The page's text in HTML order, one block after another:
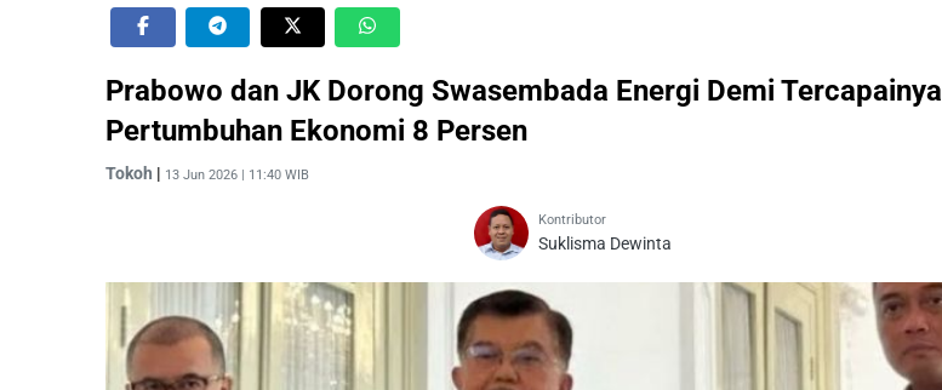
Prabowo dan JK Dorong Swasembada Energi Demi Tercapainya
Pertumbuhan Ekonomi 8 Persen
Tokoh | 13 Jun 2026 | 11:40 WIB
Kontributor
Suklisma Dewinta